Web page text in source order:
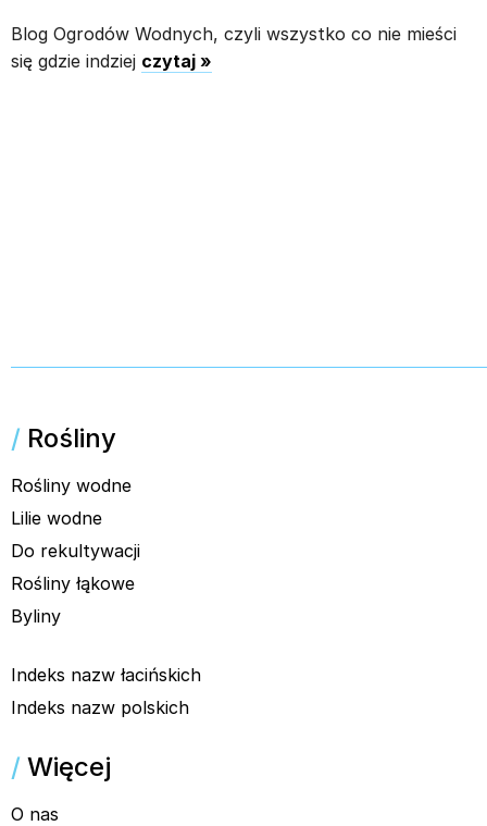
Blog Ogrodów Wodnych, czyli wszystko co nie mieści
się gdzie indziej czytaj »
/ Rośliny
Rośliny wodne
Lilie wodne
Do rekultywacji
Rośliny łąkowe
Byliny
Indeks nazw łacińskich
Indeks nazw polskich
/ Więcej
O nas